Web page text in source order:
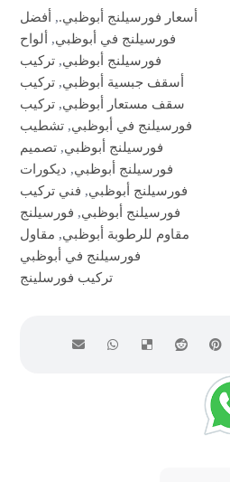
أسعار فورسيلنج أبوظبي., أفضل
فورسيلنج في أبوظبي, ألواح
فورسيلنج أبوظبي, تركيب
أسقف جبسية أبوظبي, تركيب
سقف مستعار أبوظبي, تركيب
فورسيلنج في أبوظبي, تشطيب
فورسيلنج أبوظبي, تصميم
فورسيلنج أبوظبي, ديكورات
فورسيلنج أبوظبي, فني تركيب
فورسيلنج أبوظبي, فورسيلنج
مقاوم للرطوبة أبوظبي, مقاول
فورسيلنج في أبوظبي
تركيب فورسلينج